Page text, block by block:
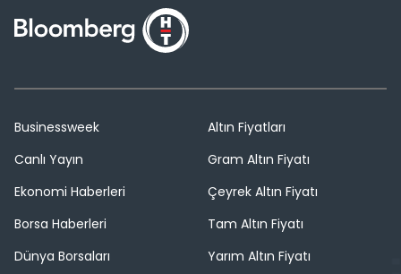
Businessweek
Canlı Yayın
Ekonomi Haberleri
Borsa Haberleri
Dünya Borsaları
Altın Fiyatları
Gram Altın Fiyatı
Çeyrek Altın Fiyatı
Tam Altın Fiyatı
Yarım Altın Fiyatı